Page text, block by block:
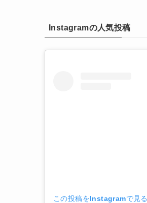
Instagramの人気投稿
この投稿をInstagramで見る